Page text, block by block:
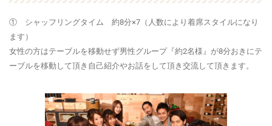
① シャッフリングタイム 約8分×7（人数により着席スタイルになり
ます）
女性の方はテーブルを移動せず男性グループ『約2名様』が8分おきにテ
ーブルを移動して頂き自己紹介やお話をして頂き交流して頂きます。